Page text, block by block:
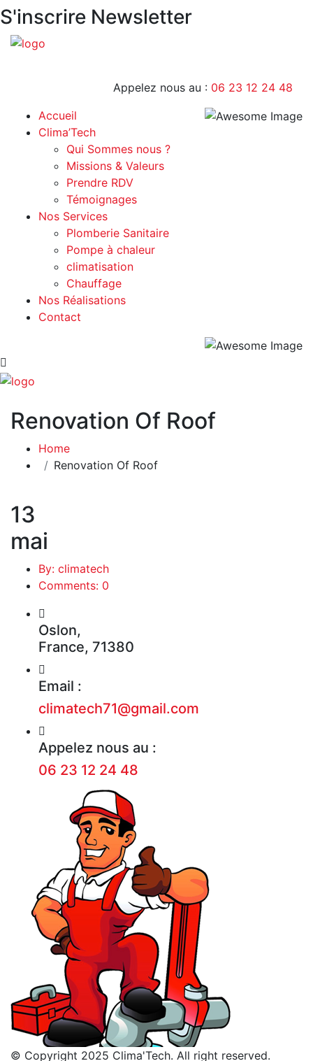
S'inscrire Newsletter
Appelez nous au : 06 23 12 24 48
Accueil
Clima’Tech
Qui Sommes nous ?
Missions & Valeurs
Prendre RDV
Témoignages
Nos Services
Plomberie Sanitaire
Pompe à chaleur
climatisation
Chauffage
Nos Réalisations
Contact
Renovation Of Roof
Home
Renovation Of Roof
13
mai
By: climatech
Comments: 0
Oslon,
France, 71380
Email :
climatech71@gmail.com
Appelez nous au :
06 23 12 24 48
© Copyright 2025 Clima'Tech. All right reserved.